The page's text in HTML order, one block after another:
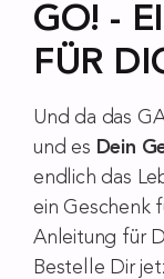
GO! -
FÜR
Und da das
und es Dein
endlich das
ein Geschenk
Anleitung für
Bestelle Dir